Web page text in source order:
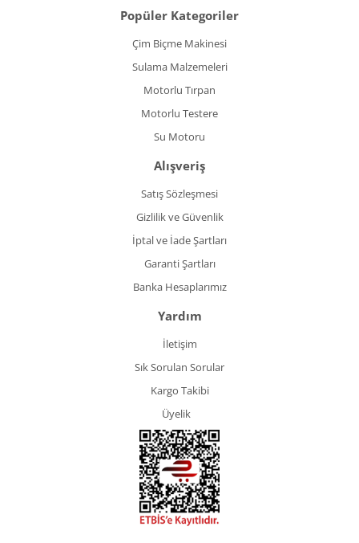
Popüler Kategoriler
Çim Biçme Makinesi
Sulama Malzemeleri
Motorlu Tırpan
Motorlu Testere
Su Motoru
Alışveriş
Satış Sözleşmesi
Gizlilik ve Güvenlik
İptal ve İade Şartları
Garanti Şartları
Banka Hesaplarımız
Yardım
İletişim
Sık Sorulan Sorular
Kargo Takibi
Üyelik